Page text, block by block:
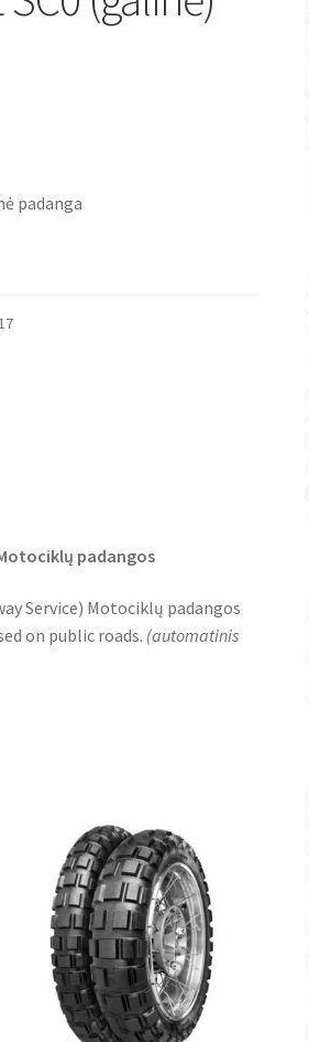
padanga
Motociklų padangos
Service) Motociklų padangos
on public roads. (automatinis